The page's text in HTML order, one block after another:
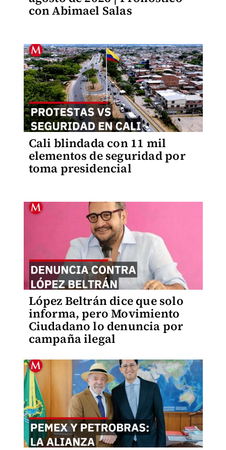
con Abimael Salas
Cali blindada con 11 mil
elementos de seguridad por
toma presidencial
López Beltrán dice que solo
informa, pero Movimiento
Ciudadano lo denuncia por
campaña ilegal